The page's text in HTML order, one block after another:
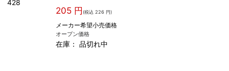
428
205 円 (税込 226 円)
メーカー希望小売価格
オープン価格
在庫：品切れ中